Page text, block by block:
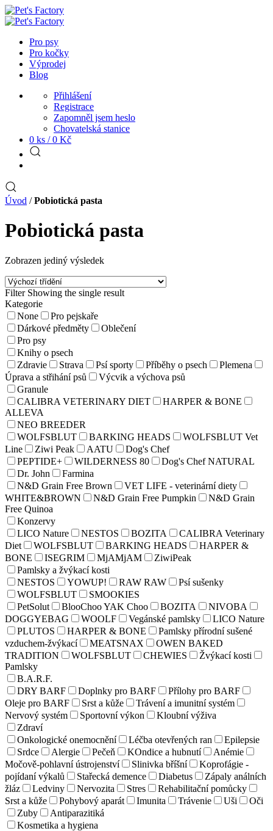
Pro psy
Pro kočky
Výprodej
Blog
Přihlášení
Registrace
Zapomněl jsem heslo
Chovatelská stanice
0 ks / 0 Kč
Úvod /Pobiotická pasta
Pobiotická pasta
Zobrazen jediný výsledek
Filter Showing the single result
Kategorie
None
Pro pejskaře
Dárkové předměty
Oblečení
Pro psy
Knihy o psech
Zdravie
Strava Psí sporty Příběhy o psech
Plemena
Úprava a střihání psů
Výcvik a výchova psů
Granule
CALIBRA VETERINARY DIET
HARPER & BONE
ALLEVA
NEO BREEDER
WOLFSBLUT
BARKING HEADS
WOLFSBLUT Vet
Line
Ziwi Peak AATU
Dog's Chef
PEPTIDE+
WILDERNESS 80
Dog's Chef NATURAL
Dr. John
Farmina
N&D Grain Free Brown
VET LIFE - veterinární diety
WHITE&BROWN
N&D Grain Free Pumpkin
N&D Grain
Free Quinoa
Konzervy
LICO Nature
NESTOS BOZITA
CALIBRA Veterinary
Diet
WOLFSBLUT BARKING HEADS
HARPER &
BONE
ISEGRIM MjAMjAM
ZiwiPeak
Pamlsky a žvýkací kosti
NESTOS
YOWUP! RAW RAW
Psí sušenky
WOLFSBLUT
SMOOKIES
PetSolut
BlooChoo YAK Choo BOZITA
NIVOBA
DOGGYEBAG
WOOLF Vegánské pamlsky
LICO Nature
PLUTOS
HARPER & BONE
Pamlsky přírodní sušené
vzduchem-žvýkací
MEATSNAX
OWEN BAKED
TRADITION
WOLFSBLUT CHEWIES
Žvýkací kosti
Pamlsky
B.A.R.F.
DRY BARF
Doplnky pro BARF
Přílohy pro BARF
Oleje pro BARF
Srst a kůže
Trávení a imunitní systém
Nervový systém
Sportovní výkon
Kloubní výživa
Zdraví
Onkologické onemocnění
Léčba otevřených ran
Epilepsie
Srdce
Alergie Pečeň KOndice a hubnutí
Anémie
Močově-pohlavní ústrojenství
Slinivka bříšní
Koprofágie -
pojídaní výkalů
Stařecká demence Diabetus
Zápaly análních
žláz
Ledviny Nervozita Stres
Rehabilitační pomůcky
Srst a kůže
Pohybový aparát Imunita Trávenie Uši
Oči
Zuby
Antiparazitiká
Kosmetika a hygiena